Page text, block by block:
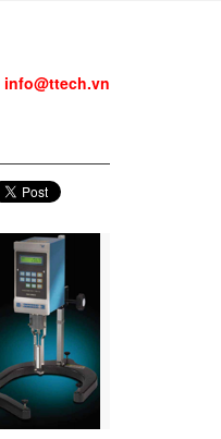
info@ttech.vn